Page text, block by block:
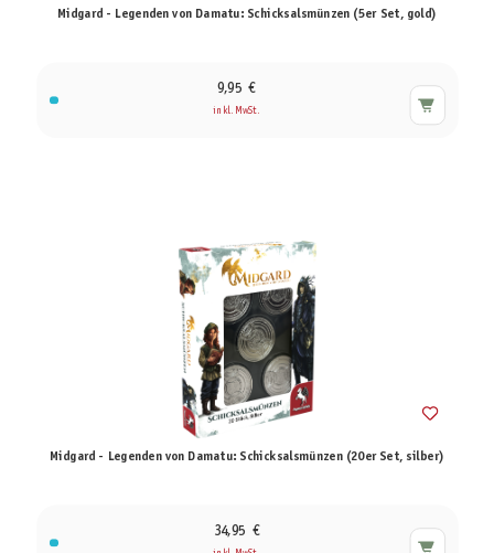
Midgard - Legenden von Damatu: Schicksalsmünzen (5er Set, gold)
9,95 €
inkl. MwSt.
Midgard - Legenden von Damatu: Schicksalsmünzen (20er Set, silber)
34,95 €